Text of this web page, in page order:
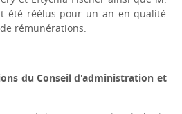
été réélus pour un an en qualité
rémunérations.
du Conseil d'administration et